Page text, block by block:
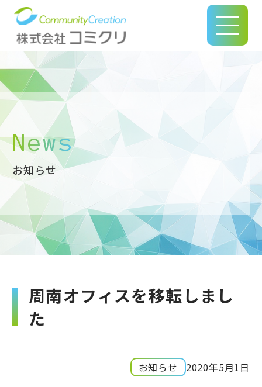
News
お知らせ
周南オフィスを移転しまし
た
お知らせ 2020年5月1日